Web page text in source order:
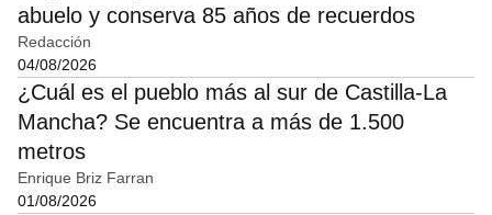
abuelo y conserva 85 años de recuerdos
Redacción
04/08/2026
¿Cuál es el pueblo más al sur de Castilla-La
Mancha? Se encuentra a más de 1.500
metros
Enrique Briz Farran
01/08/2026